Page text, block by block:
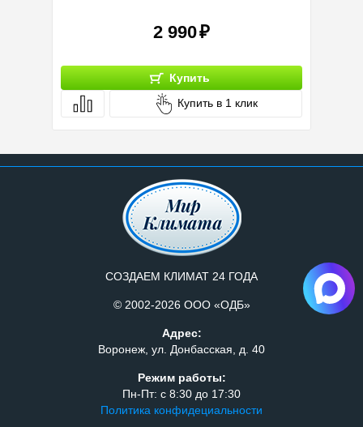
2 990
Купить
Купить в 1 клик
СОЗДАЕМ КЛИМАТ 24 ГОДА
© 2002-2026 ООО «ОДБ»
Адрес:
Воронеж, ул. Донбасская, д. 40
Режим работы:
Пн-Пт: с 8:30 до 17:30
Политика конфидециальности